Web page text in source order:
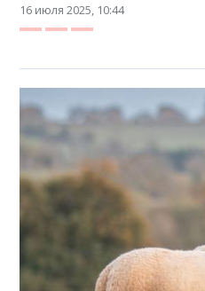
16 июля 2025, 10:44